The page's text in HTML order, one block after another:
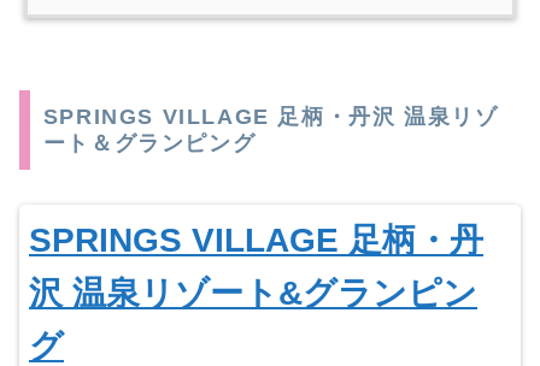
SPRINGS VILLAGE 足柄・丹沢 温泉リゾ
ート＆グランピング
SPRINGS VILLAGE 足柄・丹
沢 温泉リゾート&グランピン
グ